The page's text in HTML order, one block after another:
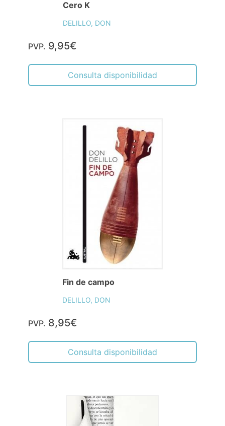
Cero K
DELILLO, DON
PVP. 9,95€
Consulta disponibilidad
Fin de campo
DELILLO, DON
PVP. 8,95€
Consulta disponibilidad